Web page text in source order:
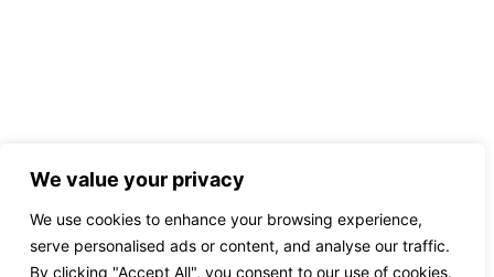
We value your privacy
We use cookies to enhance your browsing experience,
serve personalised ads or content, and analyse our traffic.
By clicking "Accept All", you consent to our use of cookies.